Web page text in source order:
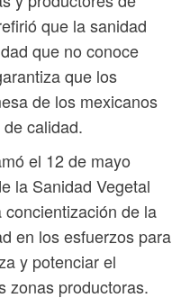
que la sanidad
que no conoce
que los
de los mexicanos
calidad.
el 12 de mayo
la Sanidad Vegetal
de la
en los esfuerzos para
y potenciar el
zonas productoras.